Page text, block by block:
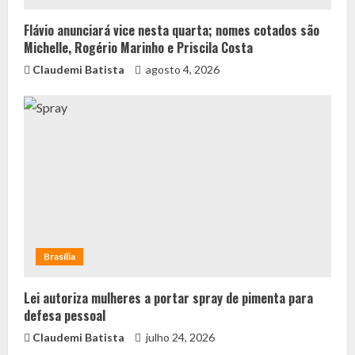
Flávio anunciará vice nesta quarta; nomes cotados são
Michelle, Rogério Marinho e Priscila Costa
Claudemi Batista agosto 4, 2026
Brasília
Lei autoriza mulheres a portar spray de pimenta para
defesa pessoal
Claudemi Batista julho 24, 2026